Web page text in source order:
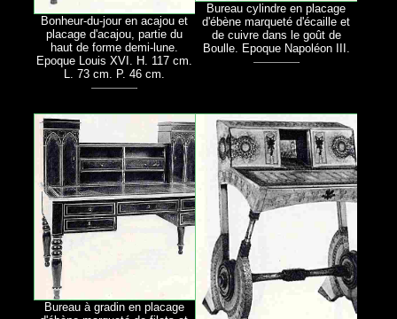
Bonheur-du-jour en acajou et
placage d'acajou, partie du
haut de forme demi-lune.
Epoque Louis XVI. H. 117 cm.
L. 73 cm. P. 46 cm.
Bureau cylindre en placage
d'ébène marqueté d'écaille et
de cuivre dans le goût de
Boulle. Epoque Napoléon III.
Bureau à gradin en placage